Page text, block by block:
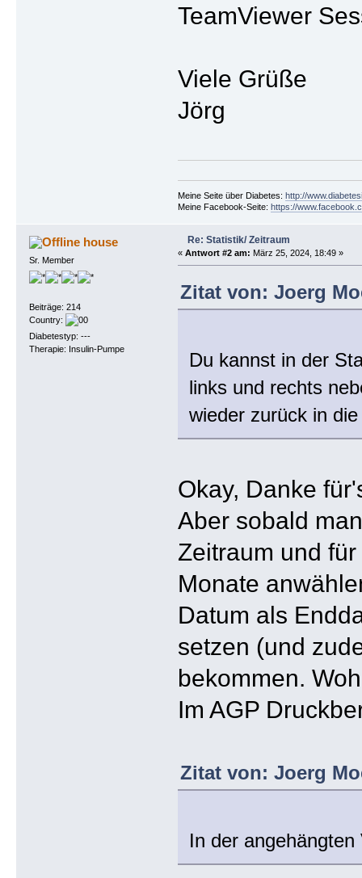
TeamViewer
Viele Grüße
Jörg
Meine Seite über Diabetes: http://
Meine Facebook-Seite: https://
house
Sr. Member
Beiträge: 214
Country:
Diabetestyp: ---
Therapie: Insulin-Pumpe
Re: Statistik/ Zeitraum
« Antwort #2 am: März 25, 2024, 18:49 »
Zitat von: Joerg
Du kannst in der
links und rechts
wieder zurück in
Okay, Danke
Aber sobald
Zeitraum und
Monate
Datum als
setzen (und
bekommen.
Im AGP
Zitat von: Joerg
In der